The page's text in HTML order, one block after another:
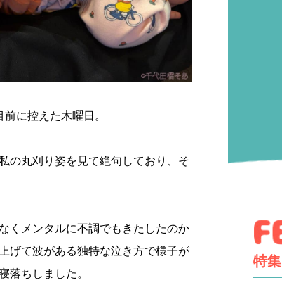
に控えた木曜日。
の丸刈り姿を見て絶句しており、そ
くメンタルに不調でもきたしたのか
げて波がある独特な泣き方で様子が
落ちしました。
特集